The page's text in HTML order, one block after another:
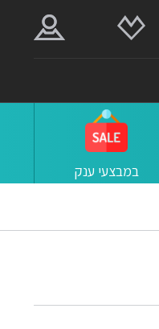
במבצעי ענק